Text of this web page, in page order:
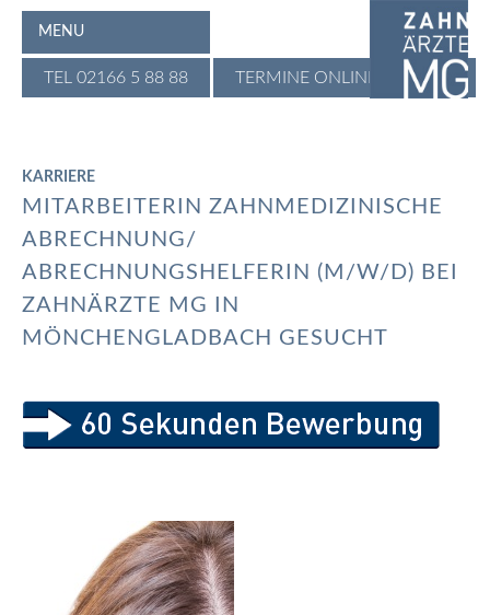
MENU
TEL 02166 5 88 88 TERMINE ONLINE BUCHEN
KARRIERE
MITARBEITERIN ZAHNMEDIZINISCHE
ABRECHNUNG/
ABRECHNUNGSHELFERIN (M/W/D) BEI
ZAHNÄRZTE MG IN
MÖNCHENGLADBACH GESUCHT